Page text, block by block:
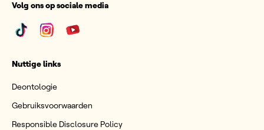
Volg ons op sociale media
Nuttige links
Deontologie
Gebruiksvoorwaarden
Responsible Disclosure Policy